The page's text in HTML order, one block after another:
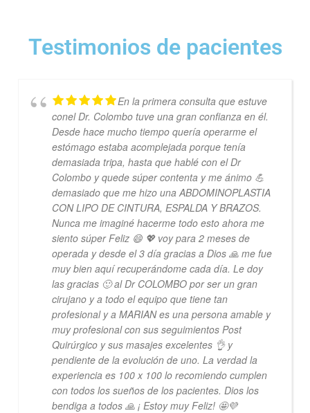
Testimonios de pacientes
En la primera consulta que estuve
conel Dr. Colombo tuve una gran confianza en él.
Desde hace mucho tiempo quería operarme el
estómago estaba acomplejada porque tenía
demasiada tripa, hasta que hablé con el Dr
Colombo y quede súper contenta y me ánimo 💪
demasiado que me hizo una ABDOMINOPLASTIA
CON LIPO DE CINTURA, ESPALDA Y BRAZOS.
Nunca me imaginé hacerme todo esto ahora me
siento súper Feliz 😄 💖 voy para 2 meses de
operada y desde el 3 día gracias a Dios 🙏 me fue
muy bien aquí recuperándome cada día. Le doy
las gracias 🙂 al Dr COLOMBO por ser un gran
cirujano y a todo el equipo que tiene tan
profesional y a MARIAN es una persona amable y
muy profesional con sus seguimientos Post
Quirúrgico y sus masajes excelentes 👌 y
pendiente de la evolución de uno. La verdad la
experiencia es 100 x 100 lo recomiendo cumplen
con todos los sueños de los pacientes. Dios los
bendiga a todos 🙏 ¡ Estoy muy Feliz! 🤩💜